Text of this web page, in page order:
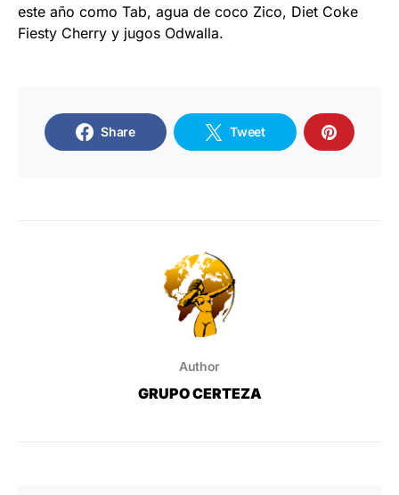
este año como Tab, agua de coco Zico, Diet Coke
Fiesty Cherry y jugos Odwalla.
Share Tweet
Author
GRUPO CERTEZA